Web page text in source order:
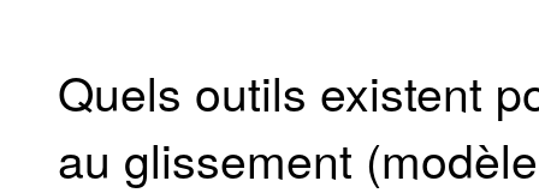
Quels outils existent
au glissement